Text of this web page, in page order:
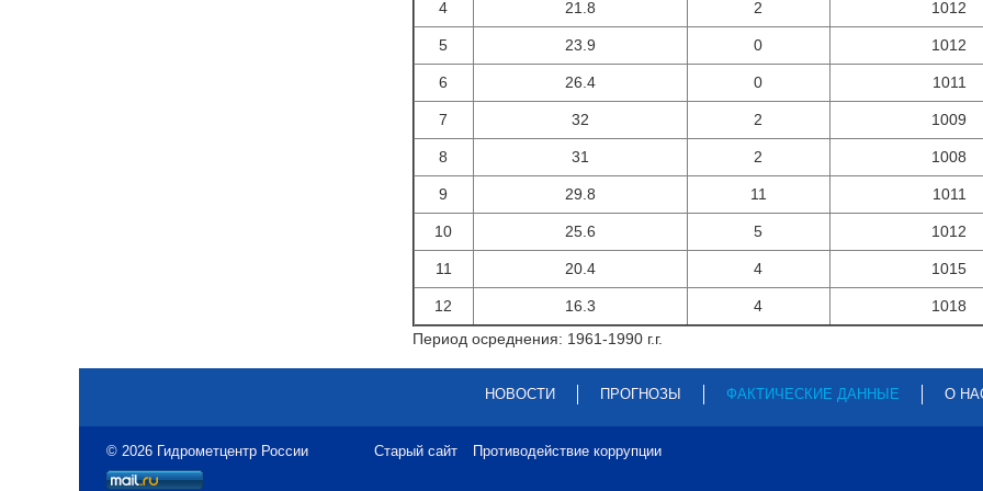
4 21.8 2 1012
5 23.9 0 1012
6 26.4 0 1011
7 32 2 1009
8 31 2 1008
9 29.8 11 1011
10 25.6 5 1012
11 20.4 4 1015
12 16.3 4
1018
Период осреднения: 1961-1990 г.г.
НОВОСТИ ПРОГНОЗЫ ФАКТИЧЕСКИЕ ДАННЫЕ О
© 2026 Гидрометцентр России Старый сайт Противодействие коррупции